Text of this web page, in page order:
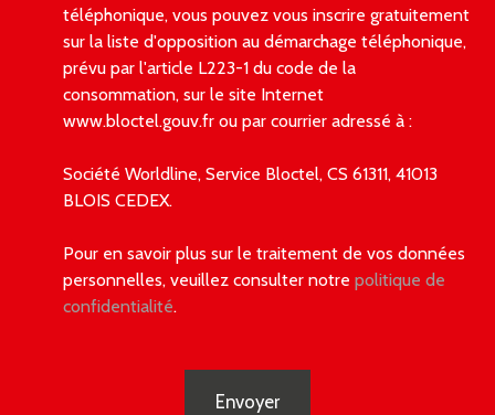
téléphonique, vous pouvez vous inscrire gratuitement
sur la liste d'opposition au démarchage téléphonique,
prévu par l'article L223-1 du code de la
consommation, sur le site Internet
www.bloctel.gouv.fr ou par courrier adressé à :
Société Worldline, Service Bloctel, CS 61311, 41013
BLOIS CEDEX.
Pour en savoir plus sur le traitement de vos données
personnelles, veuillez consulter notre politique de
confidentialité.
Envoyer